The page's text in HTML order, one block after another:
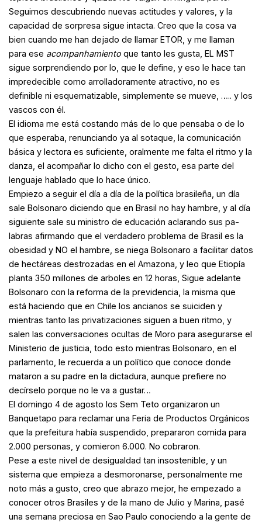
Seguimos descubriendo nuevas actitudes y valores, y la
capacidad de sorpresa sigue intacta. Creo que la cosa va
bien cuando me han dejado de llamar ETOR, y me llaman
para ese acompanhamiento que tanto les gusta, EL MST
sigue sorprendiendo por lo, que le define, y eso le hace tan
impredecible como arrolladoramente atractivo, no es
definible ni esquematizable, simplemente se mueve, ….. y los
vascos con él.
El idioma me está costando más de lo que pensaba o de lo
que esperaba, renunciando ya al sotaque, la comunicación
básica y lectora es suficiente, oralmente me falta el ritmo y la
danza, el acompañar lo dicho con el gesto, esa parte del
lenguaje hablado que lo hace único.
Empiezo a seguir el día a día de la política brasileña, un día
sale Bolsonaro diciendo que en Brasil no hay hambre, y al día
siguiente sale su ministro de educación aclarando sus pa-
labras afirmando que el verdadero problema de Brasil es la
obesidad y NO el hambre, se niega Bolsonaro a facilitar datos
de hectáreas destrozadas en el Amazona, y leo que Etiopía
planta 350 millones de arboles en 12 horas, Sigue adelante
Bolsonaro con la reforma de la previdencia, la misma que
está haciendo que en Chile los ancianos se suiciden y
mientras tanto las privatizaciones siguen a buen ritmo, y
salen las conversaciones ocultas de Moro para asegurarse el
Ministerio de justicia, todo esto mientras Bolsonaro, en el
parlamento, le recuerda a un político que conoce donde
mataron a su padre en la dictadura, aunque prefiere no
decírselo porque no le va a gustar…
El domingo 4 de agosto los Sem Teto organizaron un
Banquetapo para reclamar una Feria de Productos Orgánicos
que la prefeitura había suspendido, prepararon comida para
2.000 personas, y comieron 6.000. No cobraron.
Pese a este nivel de desigualdad tan insostenible, y un
sistema que empieza a desmoronarse, personalmente me
noto más a gusto, creo que abrazo mejor, he empezado a
conocer otros Brasiles y de la mano de Julio y Marina, pasé
una semana preciosa en Sao Paulo conociendo a la gente de